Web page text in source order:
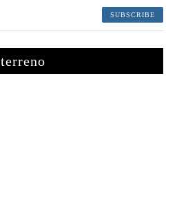
SUBSCRIBE
terreno